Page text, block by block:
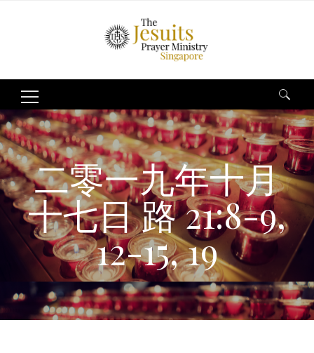
Search
for:
二零一九年十月
十七日 路 21:8-9,
12-15, 19